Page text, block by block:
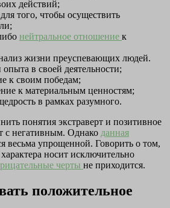
действий;
того, чтобы осуществить
нейтральное отношение к
жизни преуспевающих людей.
в своей деятельности;
к своим победам;
к материальным ценностям;
в рамках разумного.
понятия экстраверт и позитивное
с негативным. Однако данная
весьма упрощенной. Говорить о том,
носит исключительно
черты не приходится.
положительное